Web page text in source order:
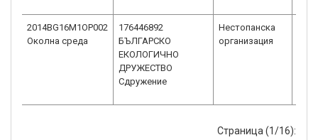
2014BG16M1OP002
Околна среда
176446892
БЪЛГАРСКО
ЕКОЛОГИЧНО
ДРУЖЕСТВО
Сдружение
Нестопанска
организация
Страница (1/16):